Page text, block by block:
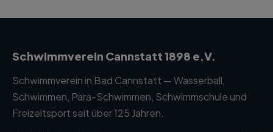
Beiträge
Schwimmverein Cannstatt 1898 e.V.
Schwimmverein in Bad Cannstatt — Wasserball,
Schwimmen, Para-Schwimmen, Schwimmschule und
Freizeitsport seit über 125 Jahren.